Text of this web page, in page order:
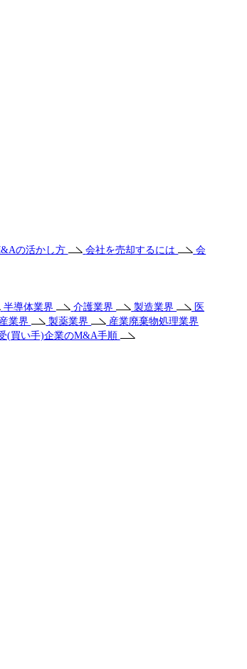
の活かし方 会社を売却するには
会
半導体業界 介護業界 製造業界
医
業界 製薬業界 産業廃棄物処理業界
(買い手)企業のM&A手順